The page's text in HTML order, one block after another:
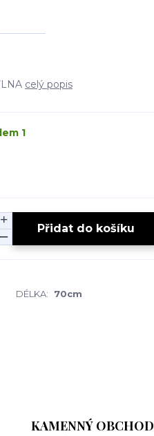
celý popis
1
Přidat do košíku
DÉLKA:
70cm
KAMENNÝ OBCHOD